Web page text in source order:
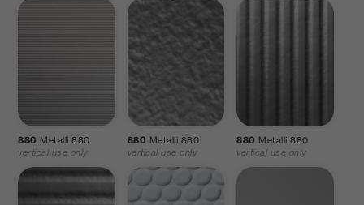
880 Metalli 880
vertical use only
880 Metalli 880
vertical use only
880 Metalli 880
vertical use only